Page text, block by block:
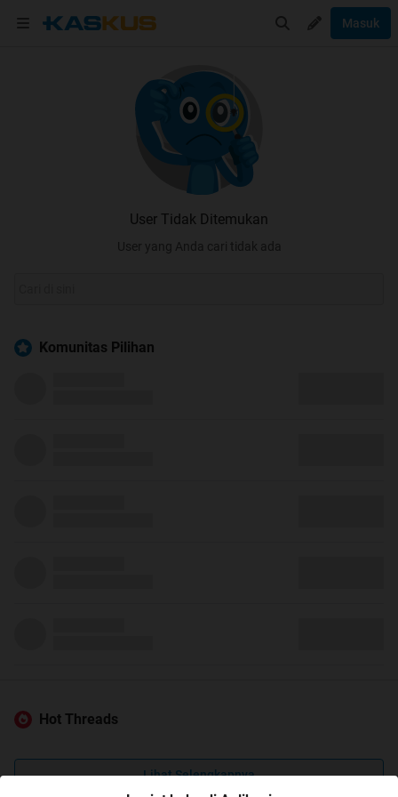
Masuk
User Tidak Ditemukan
User yang Anda cari tidak ada
Komunitas Pilihan
Hot Threads
Lihat Selengkapnya